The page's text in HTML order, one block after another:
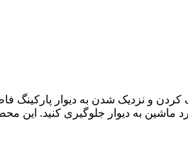
ماشین به دیوار جلوگیری کنید. این